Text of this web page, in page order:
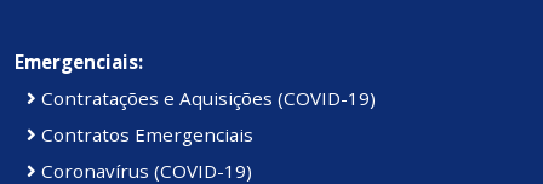
Emergenciais:
Contratações e Aquisições (COVID-19)
Contratos Emergenciais
Coronavírus (COVID-19)